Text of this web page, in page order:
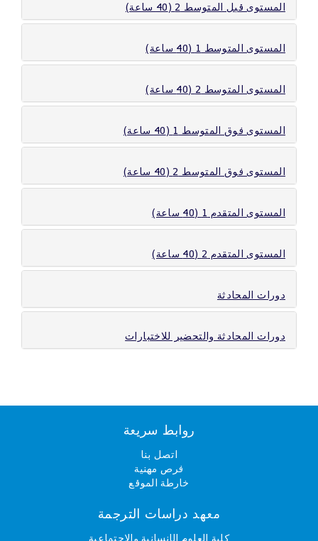
المستوى قبل المتوسط 2 (40 ساعة)
المستوى المتوسط 1 (40 ساعة)
المستوى المتوسط 2 (40 ساعة)
المستوى فوق المتوسط 1 (40 ساعة)
المستوى فوق المتوسط 2 (40 ساعة)
المستوى المتقدم 1 (40 ساعة)
المستوى المتقدم 2 (40 ساعة)
دورات المحادثة
دورات المحادثة والتحضير للاختبارات
روابط سريعة
اتصل بنا
فرص مهنية
خارطة الموقع
معهد دراسات الترجمة
كلية العلوم الإنسانية والاجتماعية